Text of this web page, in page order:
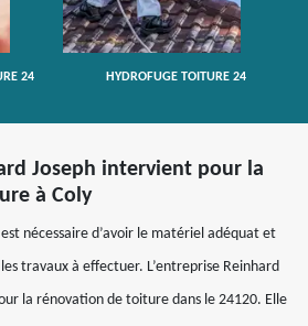
24 HYDROFUGE TOITURE 24
Joseph intervient pour la
à Coly
nécessaire d’avoir le matériel adéquat et
travaux à effectuer. L’entreprise Reinhard
la rénovation de toiture dans le 24120. Elle